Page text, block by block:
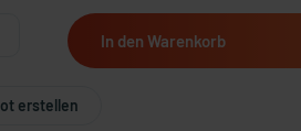
In den Warenkorb
erstellen